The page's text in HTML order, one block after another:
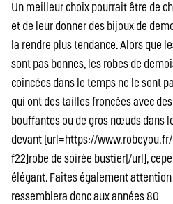
Un meilleur choix pourrait être de
et de leur donner des bijoux de
la rendre plus tendance. Alors que
sont pas bonnes, les robes de
coincées dans le temps ne le sont
qui ont des tailles froncées avec
bouffantes ou de gros nœuds dans
devant [url=https://
f22]robe de soirée bustier[/url],
élégant. Faites également
ressemblera donc aux années 80